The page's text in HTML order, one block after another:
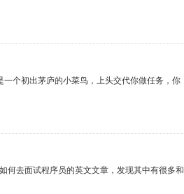
一个初出茅庐的小菜鸟，上头交代你做任务，你
何去面试程序员的英文文章，发现其中有很多和